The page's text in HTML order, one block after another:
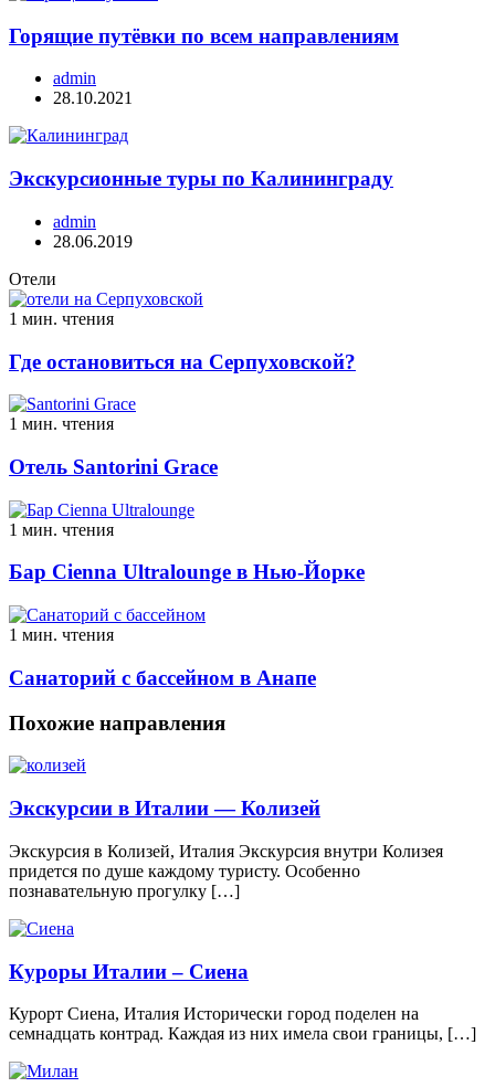
Горящие путёвки по всем направлениям
admin
28.10.2021
Экскурсионные туры по Калининграду
admin
28.06.2019
Отели
1 мин. чтения
Где остановиться на Серпуховской?
1 мин. чтения
Отель Santorini Grace
1 мин. чтения
Бар Cienna Ultralounge в Нью-Йорке
1 мин. чтения
Санаторий с бассейном в Анапе
Похожие направления
Экскурсии в Италии — Колизей
Экскурсия в Колизей, Италия Экскурсия внутри Колизея
придется по душе каждому туристу. Особенно
познавательную прогулку […]
Куроры Италии – Сиена
Курорт Сиена, Италия Исторически город поделен на
семнадцать контрад. Каждая из них имела свои границы, […]